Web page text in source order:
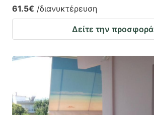
61.5€ /διανυκτέρευση
Δείτε την προσφορά